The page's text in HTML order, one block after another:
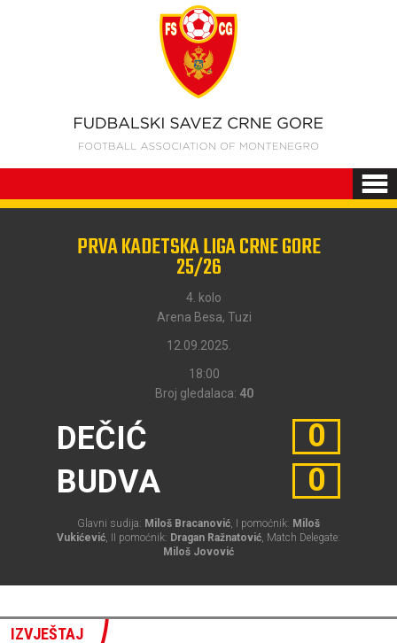
PRVA KADETSKA LIGA CRNE GORE
25/26
4. kolo
Arena Besa, Tuzi
12.09.2025.
18:00
Broj gledalaca: 40
DEČIĆ
BUDVA
0
0
Glavni sudija: Miloš Bracanović, I pomoćnik: Miloš
Vukićević, II pomoćnik: Dragan Ražnatović, Match Delegate:
Miloš Jovović
IZVJEŠTAJ